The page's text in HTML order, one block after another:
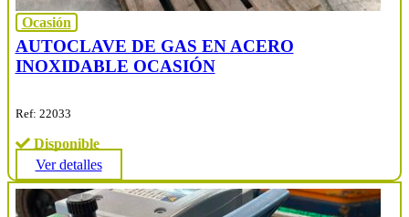
Ocasión
AUTOCLAVE DE GAS EN ACERO
INOXIDABLE OCASIÓN
Ref: 22033
Disponible
Ver detalles